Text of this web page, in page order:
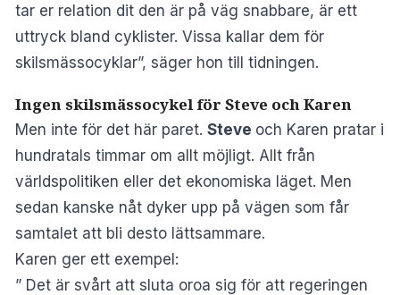
tar er relation dit den är på väg snabbare, är ett
uttryck bland cyklister. Vissa kallar dem för
skilsmässocyklar”, säger hon till tidningen.
Ingen skilsmässocykel för Steve och Karen
Men inte för det här paret. Steve och Karen pratar i
hundratals timmar om allt möjligt. Allt från
världspolitiken eller det ekonomiska läget. Men
sedan kanske nåt dyker upp på vägen som får
samtalet att bli desto lättsammare.
Karen ger ett exempel:
” Det är svårt att sluta oroa sig för att regeringen